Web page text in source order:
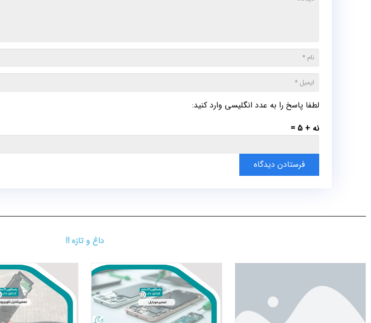
لطفا پاسخ را به عدد انگلیسی وارد کنید:
نه + 5 =
فرستادن دیدگاه
داغ و تازه !!